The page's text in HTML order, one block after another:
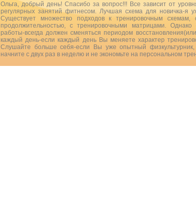
Ольга, добрый день! Спасибо за вопрос!!! Все зависит от
регулярных занятий фитнесом. Лучшая схема для новичка-я
Существует множество подходов к тренировочным схемам,
продолжительностью, с тренировочными матрицами.
работы-всегда должен сменяться периодом
каждый день-если каждый день Вы меняете характер
Слушайте больше себя-если Вы уже опытный
начните с двух раз в неделю и не экономьте на персональном